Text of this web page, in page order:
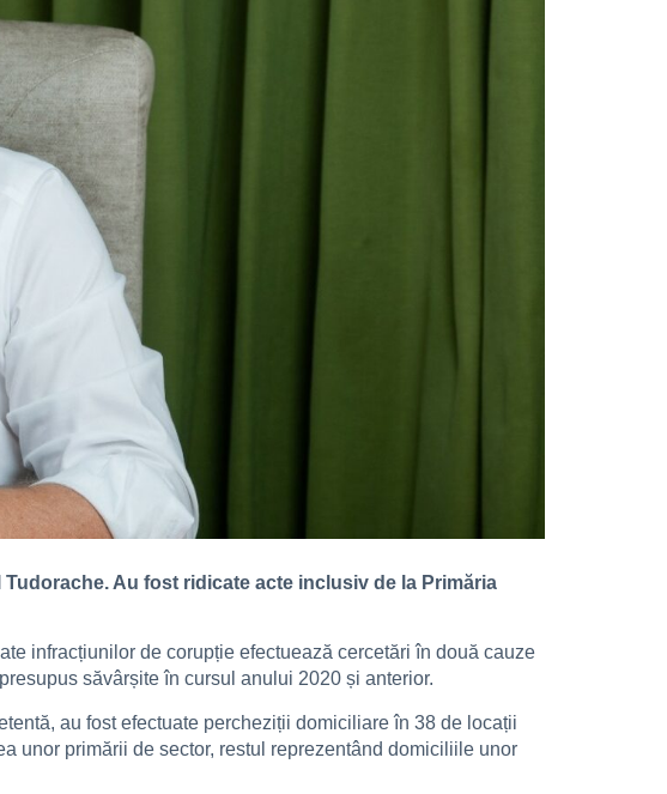
Au fost ridicate acte inclusiv de la Primăria
infracțiunilor de corupție efectuează cercetări în două cauze
săvârșite în cursul anului 2020 și anterior.
au fost efectuate percheziții domiciliare în 38 de locații
unor primării de sector, restul reprezentând domiciliile unor